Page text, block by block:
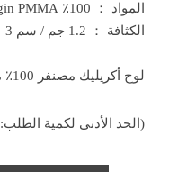
المواد ： 100٪ Virgin PMMA
الكثافة ： 1.2 جم / سم 3
لوح أكريليك مصنفر 100٪ من مادة خام عذراء
(الحد الأدنى لكمية الطلب: 1000 كجم)